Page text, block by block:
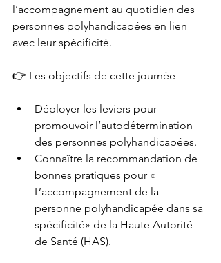
l’accompagnement au quotidien des
personnes polyhandicapées en lien
avec leur spécificité.
👉 Les objectifs de cette journée
Déployer les leviers pour
promouvoir l’autodétermination
des personnes polyhandicapées.
Connaître la recommandation de
bonnes pratiques pour «
L’accompagnement de la
personne polyhandicapée dans sa
spécificité» de la Haute Autorité
de Santé (HAS).